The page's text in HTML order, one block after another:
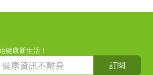
健康新生活！
訂閱